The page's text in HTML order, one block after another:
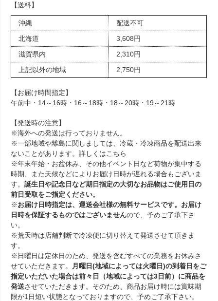
【送料】
沖縄
配送不可
北海道
3,608円
滋賀県内
2,310円
上記以外の地域
2,750円
【お届け時間指定】
午前中・14～16時・16～18時・18～20時・19～21時
【発送時の注意】
※海外への発送は行っておりません。
※一部地域や離島に関しましては、冷蔵・冷凍商品を配送出来
ないことがあります。詳しくはこちら
※年末年始・お盆休み、その他イベント日など荷物が集中する
時期、また天候などによりお届け日時が遅れる場合もございま
す。誕生日や記念日など期日指定の大切なお品物はご使用日の
前日受取をご指定ください。
※お届け日時指定は、運送会社様の無料サービスです。お届け
日時を保証するものではございませんので、予めご了承下さ
い。
※荒天時は店舗判断で冷凍便に切り替えて発送させて頂きま
す。
※日曜日は定休日のため、発送を含むすべての業務をお休みさ
せていただきます。
月曜日(地域によっては火曜日)の到着日をご
指定いただいた場合は前々日（地域によっては3日前）に商品を
発送させていただきます。そのため、商品お届け時には賞味期
限が1日短い状態となっておりますので、予めご了承下さい。